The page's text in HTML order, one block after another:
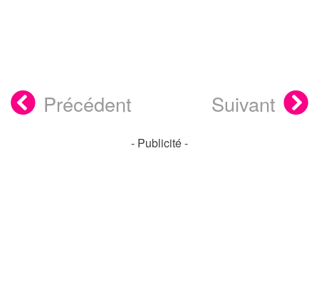
Précédent Suivant
- Publicité -